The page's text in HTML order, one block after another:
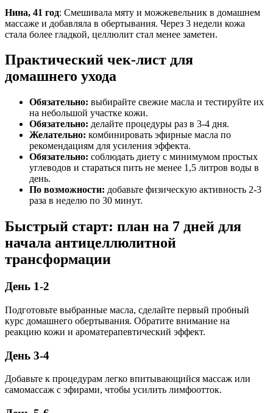
Нина, 41 год: Смешивала мяту и можжевельник в домашнем
массаже и добавляла в обертывания. Через 3 недели кожа
стала более гладкой, целлюлит стал менее заметен.
Практический чек-лист для
домашнего ухода
Обязательно: выбирайте свежие масла и тестируйте их
на небольшой участке кожи.
Обязательно: делайте процедуры раз в 3-4 дня.
Желательно: комбинировать эфирные масла по
рекомендациям для усиления эффекта.
Обязательно: соблюдать диету с минимумом простых
углеводов и стараться пить не менее 1,5 литров воды в
день.
По возможности: добавьте физическую активность 2-3
раза в неделю по 30 минут.
Быстрый старт: план на 7 дней для
начала антицеллюлитной
трансформации
День 1-2
Подготовьте выбранные масла, сделайте первый пробный
курс домашнего обертывания. Обратите внимание на
реакцию кожи и ароматерапевтический эффект.
День 3-4
Добавьте к процедурам легко впитывающийся массаж или
самомассаж с эфирами, чтобы усилить лимфоотток.